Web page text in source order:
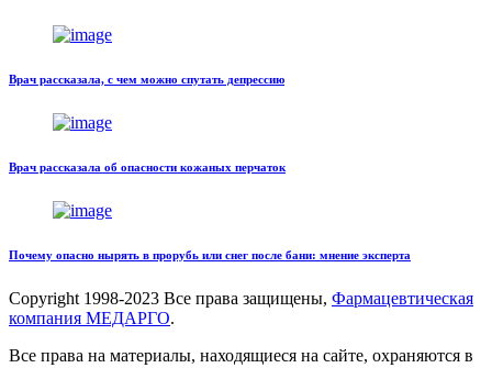
Врач рассказала, с чем можно спутать депрессию
Врач рассказала об опасности кожаных перчаток
Почему опасно нырять в прорубь или снег после бани: мнение эксперта
Copyright 1998-2023 Все права защищены, Фармацевтическая
компания МЕДАРГО.
Все права на материалы, находящиеся на сайте, охраняются в